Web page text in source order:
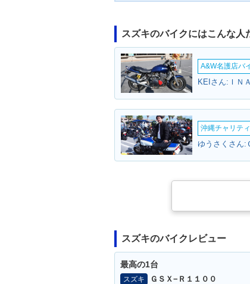
スズキのバイクにはこんな人
A&W名護店バ
KEIさん:ＩＮ
沖縄チャリテ
ゆうさくさん:
スズキのバイクレビュー
最高の1台
スズキ
ＧＳＸ−Ｒ１１００